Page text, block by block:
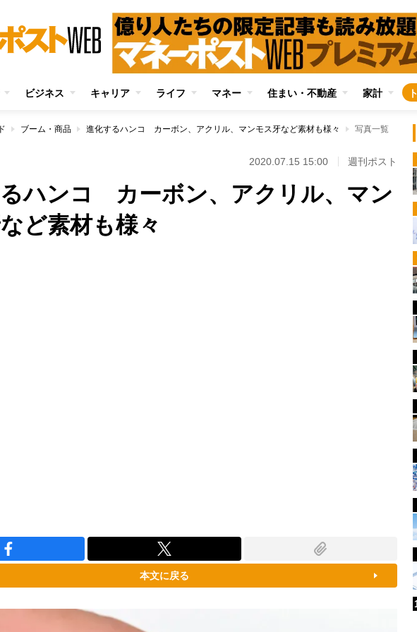
ビジネス キャリア ライフ マネー 住まい・不動産 家計
ブーム・商品 進化するハンコ カーボン、アクリル、マンモス牙など素材も様々 写真一覧
2020.07.15 15:00 週刊ポスト
ハンコ カーボン、アクリル、マン
ど素材も様々
本文に戻る